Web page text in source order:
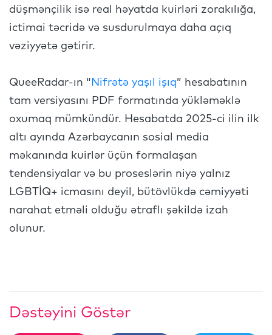
düşmənçilik isə real həyatda kuirləri zorakılığa,
ictimai təcridə və susdurulmaya daha açıq
vəziyyətə gətirir.
QueeRadar-ın “ Nifrətə yaşıl işıq” hesabatının
tam versiyasını PDF formatında yükləməklə
oxumaq mümkündür. Hesabatda 2025-ci ilin ilk
altı ayında Azərbaycanın sosial media
məkanında kuirlər üçün formalaşan
tendensiyalar və bu proseslərin niyə yalnız
LGBTİQ+ icmasını deyil, bütövlükdə cəmiyyəti
narahat etməli olduğu ətraflı şəkildə izah
olunur.
Dəstəyini Göstər